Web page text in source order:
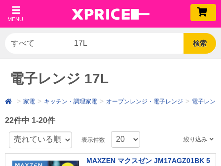
MENU
検索
電子レンジ 17L
家電 キッチン・調理家電 オーブンレンジ・電子レンジ 電子レンジ
22件中 1-20件
表示件数 絞り込み
MAXZEN マクスゼン JM17AGZ01BK 5